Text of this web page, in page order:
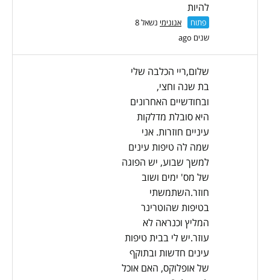
להיות
פתוח אנונימי
נשאל 8
שנים ago
שלום,ריי הכלבה שלי
בת שנה וחצי,
ובחודשיים האחרונים
היא סובלת מדלקות
עיניים חוזרות. אני
שמה לה טיפות עינים
למשך שבוע, יש הפוגה
של מס' ימים ושוב
חוזר.השתמשתי
בטיפות שהוטרינר
המליץ וכנראה לא
עוזר.יש לי בבית טיפות
עינים חדשות ובתוקף
של אופלוקס, האם אוכל